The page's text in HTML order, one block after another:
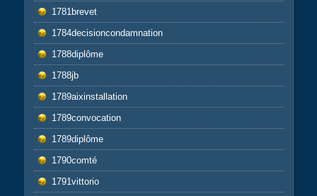
1781brevet
1784decisioncondamnation
1788diplôme
1788jb
1789aixinstallation
1789convocation
1789diplôme
1790comté
1791vittorio